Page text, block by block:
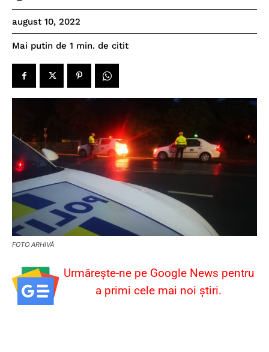
august 10, 2022
Mai putin de 1 min. de citit
FOTO ARHIVĂ
Urmărește-ne pe Google News pentru
a primi cele mai noi știri.